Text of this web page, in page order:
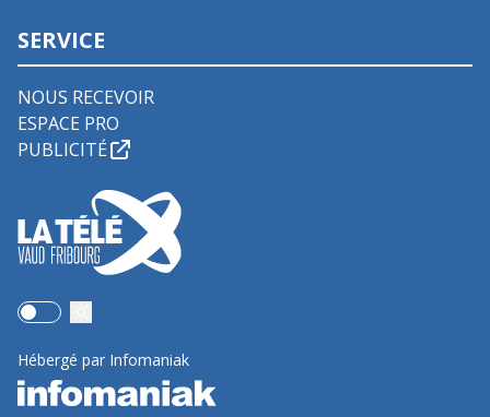
SERVICE
NOUS RECEVOIR
ESPACE PRO
PUBLICITÉ
Use setting
Hébergé par Infomaniak